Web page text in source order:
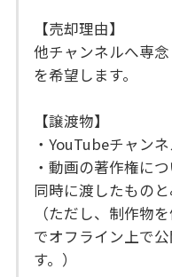
【売却理由】
他チャンネルへ専
を希望します。
【譲渡物】
・YouTubeチャン
・動画の著作権に
同時に渡したものと
（ただし、制作物
でオフライン上で
す。）